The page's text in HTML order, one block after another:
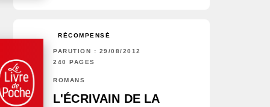
RÉCOMPENSÉ
PARUTION : 29/08/2012
240 PAGES
ROMANS
L'ÉCRIVAIN DE LA